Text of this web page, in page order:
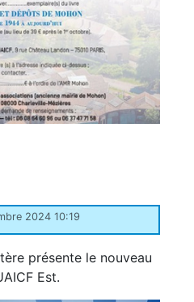
2024 10:19
présente le nouveau
Est.